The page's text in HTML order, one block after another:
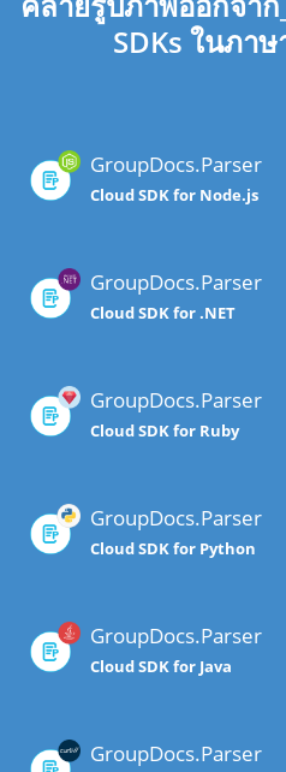
SDKs ในภา
GroupDocs.Parser
Cloud SDK for Node.js
GroupDocs.Parser
Cloud SDK for .NET
GroupDocs.Parser
Cloud SDK for Ruby
GroupDocs.Parser
Cloud SDK for Python
GroupDocs.Parser
Cloud SDK for Java
GroupDocs.Parser